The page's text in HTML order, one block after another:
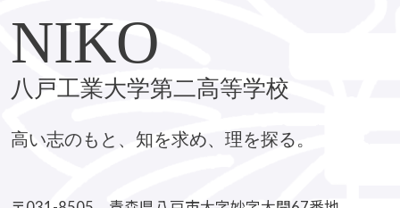
NIKO
八戸工業大学第二高等学校
高い志のもと、知を求め、理を探る。